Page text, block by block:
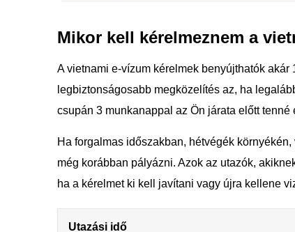
Mikor kell kérelmeznem a
A vietnami e-vízum kérelmek benyújthatók
legbiztonságosabb megközelítés az, ha
csupán 3 munkanappal az Ön járata előtt tenné
Ha forgalmas időszakban, hétvégék
még korábban pályázni. Azok az utazók,
ha a kérelmet ki kell javítani vagy újra kellene
Utazási idő